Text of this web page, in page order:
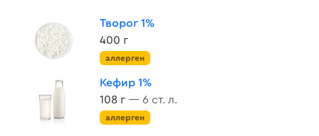
Творог 1%
400 г
аллерген
Кефир 1%
108 г — 6 ст. л.
аллерген